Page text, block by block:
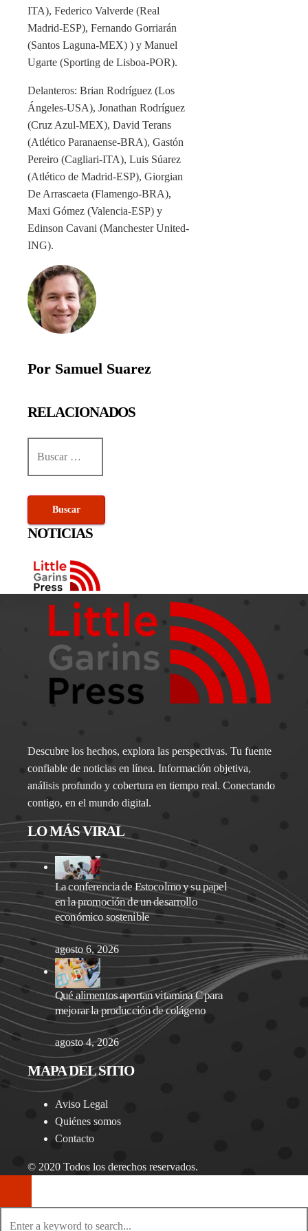
ITA), Federico Valverde (Real
Madrid-ESP), Fernando Gorriarán
(Santos Laguna-MEX) ) y Manuel
Ugarte (Sporting de Lisboa-POR).
Delanteros: Brian Rodríguez (Los
Ángeles-USA), Jonathan Rodríguez
(Cruz Azul-MEX), David Terans
(Atlético Paranaense-BRA), Gastón
Pereiro (Cagliari-ITA), Luis Súarez
(Atlético de Madrid-ESP), Giorgian
De Arrascaeta (Flamengo-BRA),
Maxi Gómez (Valencia-ESP) y
Edinson Cavani (Manchester United-
ING).
Por Samuel Suarez
RELACIONADOS
NOTICIAS
Descubre los hechos, explora las perspectivas. Tu fuente
confiable de noticias en línea. Información objetiva,
análisis profundo y cobertura en tiempo real. Conectando
contigo, en el mundo digital.
LO MÁS VIRAL
La conferencia de Estocolmo y su papel
en la promoción de un desarrollo
económico sostenible
agosto 6, 2026
Qué alimentos aportan vitamina C para
mejorar la producción de colágeno
agosto 4, 2026
MAPA DEL SITIO
Aviso Legal
Quiénes somos
Contacto
© 2020 Todos los derechos reservados.